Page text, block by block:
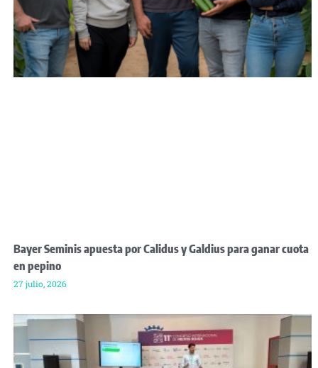
Bayer Seminis apuesta por Calidus y Galdius para ganar cuota
en pepino
27 julio, 2026